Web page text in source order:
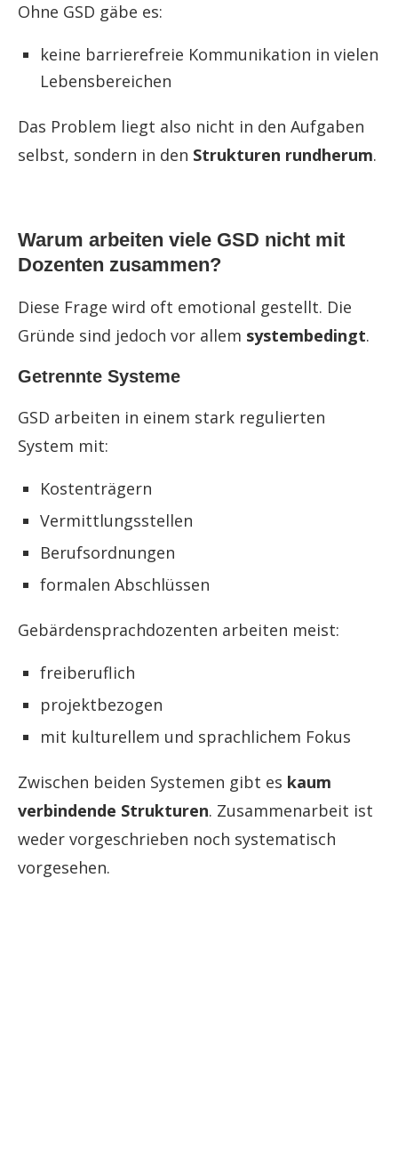
Ohne GSD gäbe es:
keine barrierefreie Kommunikation in vielen
Lebensbereichen
Das Problem liegt also nicht in den Aufgaben
selbst, sondern in den Strukturen rundherum.
Warum arbeiten viele GSD nicht mit
Dozenten zusammen?
Diese Frage wird oft emotional gestellt. Die
Gründe sind jedoch vor allem systembedingt.
Getrennte Systeme
GSD arbeiten in einem stark regulierten
System mit:
Kostenträgern
Vermittlungsstellen
Berufsordnungen
formalen Abschlüssen
Gebärdensprachdozenten arbeiten meist:
freiberuflich
projektbezogen
mit kulturellem und sprachlichem Fokus
Zwischen beiden Systemen gibt es kaum
verbindende Strukturen. Zusammenarbeit ist
weder vorgeschrieben noch systematisch
vorgesehen.